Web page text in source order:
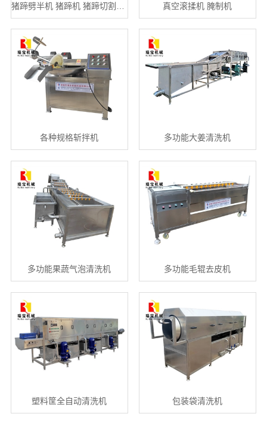
真空滚揉机 腌制机
各种规格斩拌机 多功能大姜清洗机
多功能果蔬气泡清洗机 多功能毛辊去皮机
塑料筐全自动清洗机 包装袋清洗机